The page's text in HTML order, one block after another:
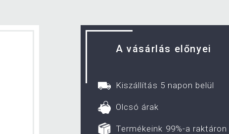
A vásárlás előnyei
Kiszállítás 5 napon belül
Olcsó árak
Termékeink 99%-a raktáron